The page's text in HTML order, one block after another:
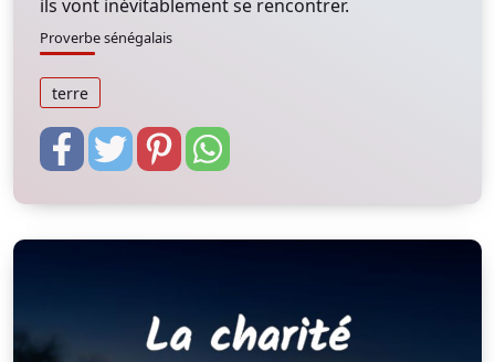
ils vont inévitablement se rencontrer.
Proverbe sénégalais
terre